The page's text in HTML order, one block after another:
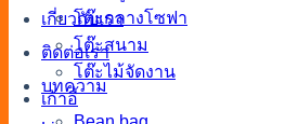
เกี่ยวกับเรา
ติดต่อเรา
บทความ
โต๊ะกลางโซฟา
โต๊ะสนาม
โต๊ะไม้จัดงาน
เก้าอี้